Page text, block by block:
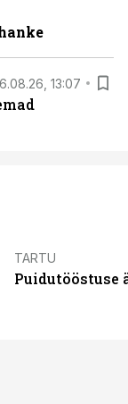
13:07
TARTU
Puidutööstuse